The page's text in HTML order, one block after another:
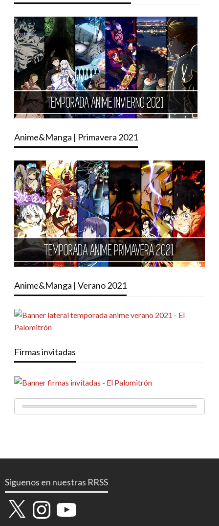
Anime&Manga | Primavera 2021
Anime&Manga | Verano 2021
Firmas invitadas
Síguenos en nuestras RRSS
X InstagramYouTube